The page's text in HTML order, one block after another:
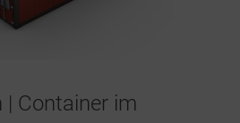
| Container im